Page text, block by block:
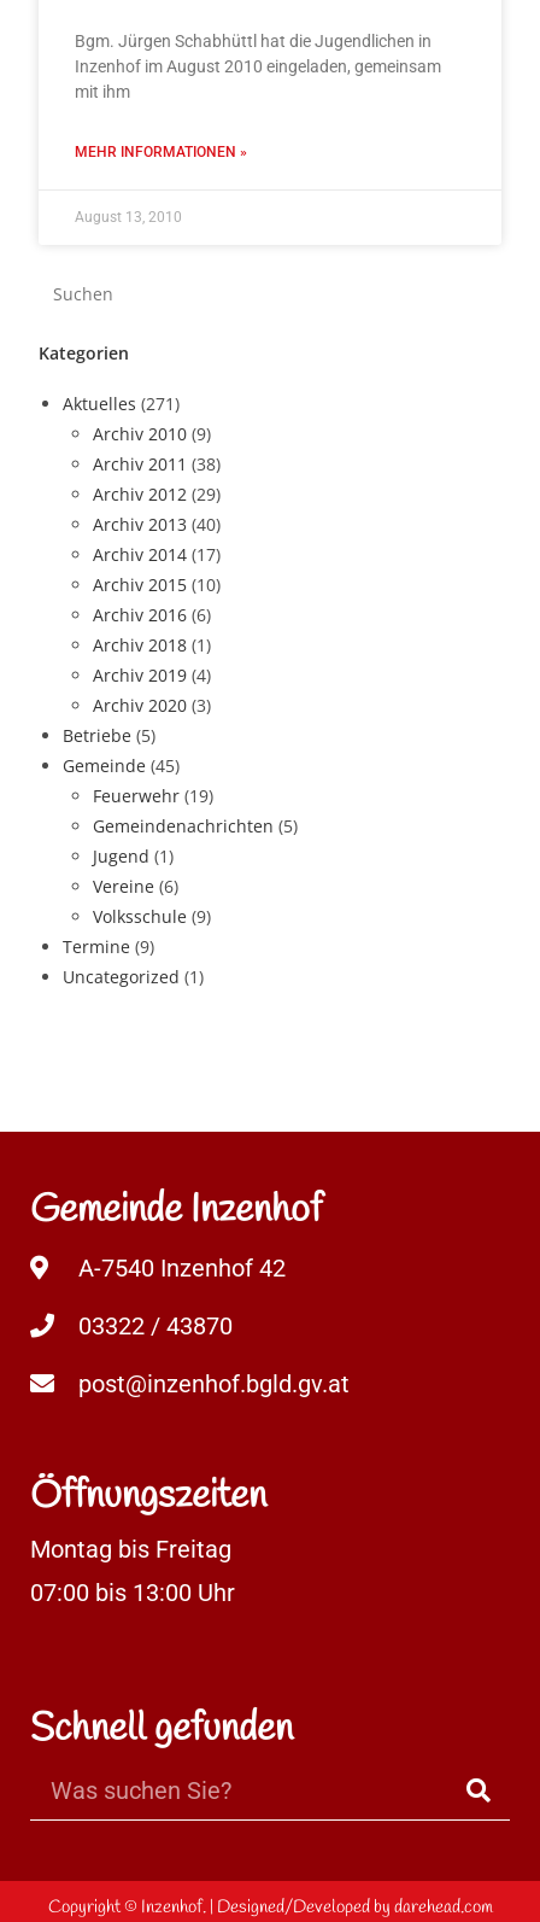
Bgm. Jürgen Schabhüttl hat die Jugendlichen in
Inzenhof im August 2010 eingeladen, gemeinsam
mit ihm
MEHR INFORMATIONEN »
August 13, 2010
Kategorien
Aktuelles (271)
Archiv 2010 (9)
Archiv 2011 (38)
Archiv 2012 (29)
Archiv 2013 (40)
Archiv 2014 (17)
Archiv 2015 (10)
Archiv 2016 (6)
Archiv 2018 (1)
Archiv 2019 (4)
Archiv 2020 (3)
Betriebe (5)
Gemeinde (45)
Feuerwehr (19)
Gemeindenachrichten (5)
Jugend (1)
Vereine (6)
Volksschule (9)
Termine (9)
Uncategorized (1)
Gemeinde Inzenhof
A-7540 Inzenhof 42
03322 / 43870
post@inzenhof.bgld.gv.at
Öffnungszeiten
Montag bis Freitag
07:00 bis 13:00 Uhr
Schnell gefunden
Copyright © Inzenhof.| Designed/Developed by darehead.com